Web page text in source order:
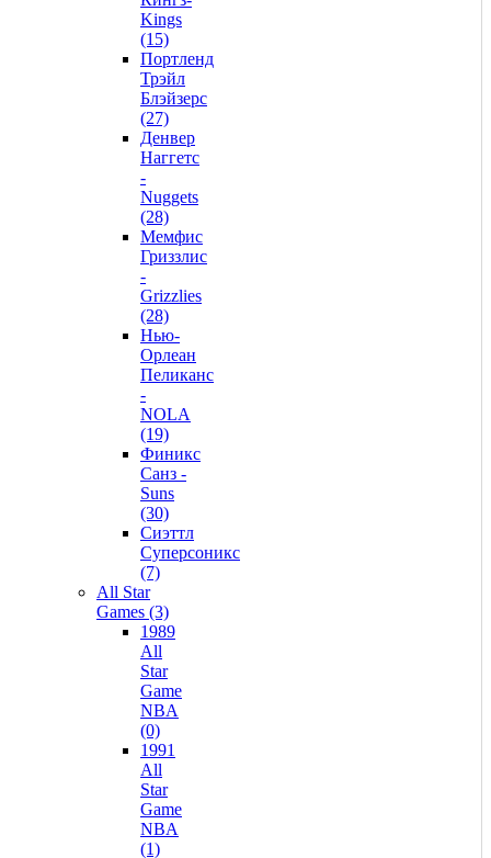
Kings
(15)
Портленд
Трэйл
Блэйзерс
(27)
Денвер
Наггетс
-
Nuggets
(28)
Мемфис
Гриззлис
-
Grizzlies
(28)
Нью-
Орлеан
Пеликанс
-
NOLA
(19)
Финикс
Санз -
Suns
(30)
Сиэттл
Суперсоникс
(7)
All Star
Games (3)
1989
All
Star
Game
NBA
(0)
1991
All
Star
Game
NBA
(1)